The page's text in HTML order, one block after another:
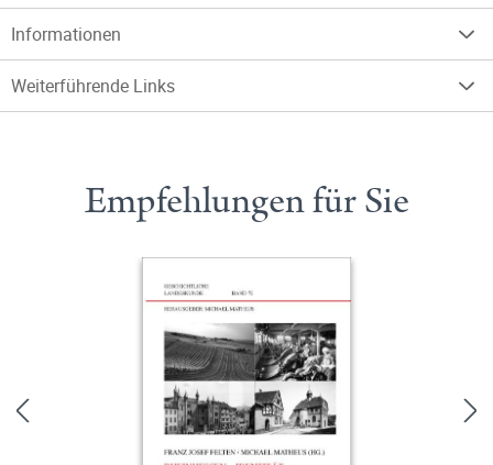
Informationen
Weiterführende Links
Empfehlungen für Sie